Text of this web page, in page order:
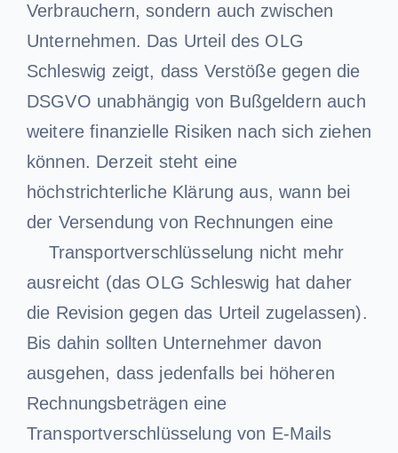
Verbrauchern, sondern auch zwischen
Unternehmen. Das Urteil des OLG
Schleswig zeigt, dass Verstöße gegen die
DSGVO unabhängig von Bußgeldern auch
weitere finanzielle Risiken nach sich ziehen
können. Derzeit steht eine
höchstrichterliche Klärung aus, wann bei
der Versendung von Rechnungen eine
Transportverschlüsselung nicht mehr
ausreicht (das OLG Schleswig hat daher
die Revision gegen das Urteil zugelassen).
Bis dahin sollten Unternehmer davon
ausgehen, dass jedenfalls bei höheren
Rechnungsbeträgen eine
Transportverschlüsselung von E-Mails